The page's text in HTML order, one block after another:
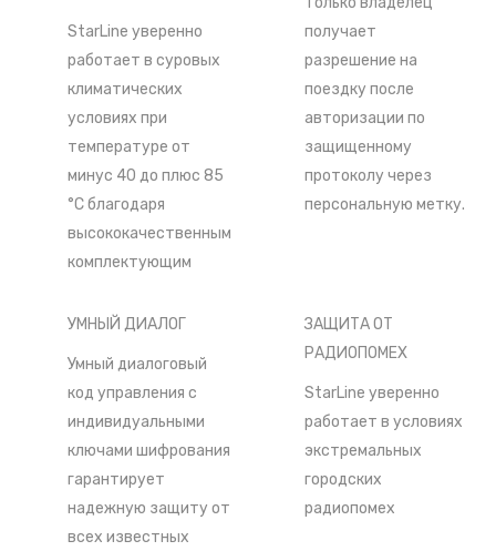
StarLine уверенно
работает в суровых
климатических
условиях при
температуре от
минус 40 до плюс 85
°С благодаря
высококачественным
комплектующим
получает
разрешение на
поездку после
авторизации по
защищенному
протоколу через
персональную метку.
УМНЫЙ ДИАЛОГ
Умный диалоговый
код управления c
индивидуальными
ключами шифрования
гарантирует
надежную защиту от
всех известных
ЗАЩИТА ОТ
РАДИОПОМЕХ
StarLine уверенно
работает в условиях
экстремальных
городских
радиопомех